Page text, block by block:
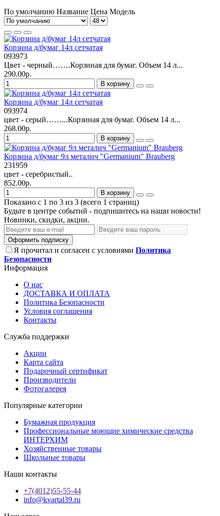
По умолчанию Название Цена Модель
Корзина д/бумаг 14л сетчатая
093973
Цвет - черный…….Корзиная для бумаг. Объем 14 л...
290.00р.
В корзину
Корзина д/бумаг 14л сетчатая
093974
цвет - серый……...Корзиная для бумаг. Объем 14 л...
268.00р.
В корзину
Корзина д/бумаг 9л металич "Germanium" Brauberg
231959
цвет - cеребристый..
852.00р.
В корзину
Показано с 1 по 3 из 3 (всего 1 страниц)
Будьте в центре событий - подпишитесь на наши новости!
Новинки, скидки, акции.
Оформить подписку
Я прочитал и согласен с условиями Политика
Безопасности
Информация
О нас
ДОСТАВКА И ОПЛАТА
Политика Безопасности
Условия соглашения
Контакты
Служба поддержки
Акции
Карта сайта
Подарочный сертификат
Производители
Фотогалерея
Популярные категории
Бумажная продукция
Профессиональные моющие химические средства
ИНТЕРХИМ
Хозяйственные товары
Школьные товары
Наши контакты
+7(4012)55-55-44
info@kvartal39.ru